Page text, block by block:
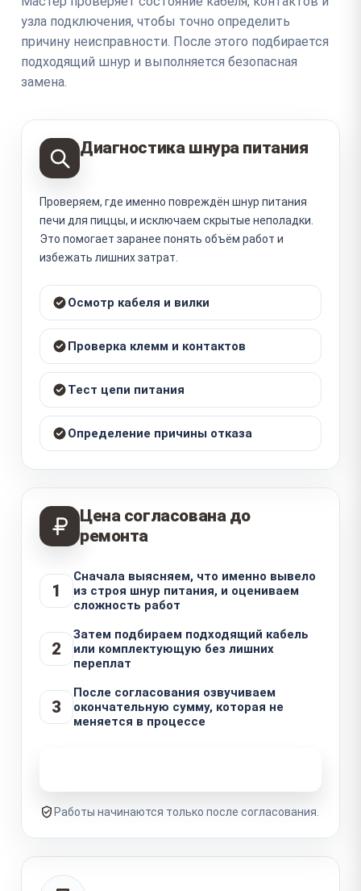
узла подключения, чтобы точно определить
причину неисправности. После этого подбирается
подходящий шнур и выполняется безопасная
замена.
Диагностика шнура питания
Проверяем, где именно повреждён шнур питания
печи для пиццы, и исключаем скрытые неполадки.
Это помогает заранее понять объём работ и
избежать лишних затрат.
Осмотр кабеля и вилки
Проверка клемм и контактов
Тест цепи питания
Определение причины отказа
Цена согласована до
ремонта
1
Сначала выясняем, что именно вывело
из строя шнур питания, и оцениваем
сложность работ
2
Затем подбираем подходящий кабель
или комплектующую без лишних
переплат
3
После согласования озвучиваем
окончательную сумму, которая не
меняется в процессе
Работы начинаются только после согласования.